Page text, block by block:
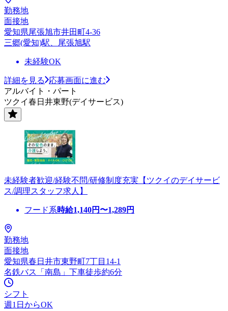
勤務地
面接地
愛知県尾張旭市井田町4-36
三郷(愛知)駅、尾張旭駅
未経験OK
詳細を見る
応募画面に進む
アルバイト・パート
ツクイ春日井東野(デイサービス)
未経験者歓迎/経験不問/研修制度充実【ツクイのデイサービ
ス/調理スタッフ求人】
フード系時給1,140円〜1,289円
勤務地
面接地
愛知県春日井市東野町7丁目14-1
名鉄バス「南島」下車徒歩約6分
シフト
週1日からOK